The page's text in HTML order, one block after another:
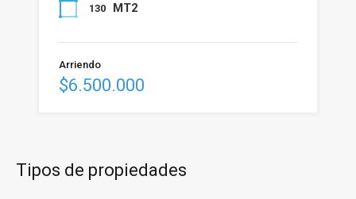
130 MT2
Arriendo
$6.500.000
Tipos de propiedades